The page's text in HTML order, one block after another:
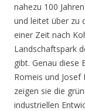
nahezu 100
und leitet über zu
einer Zeit nach
Landschaftspark
gibt. Genau diese
Romeis und
zeigen sie die
industriellen